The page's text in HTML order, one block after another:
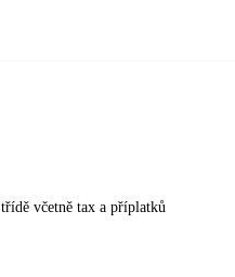
včetně tax a příplatků